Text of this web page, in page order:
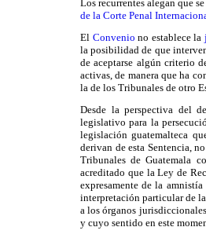
Los recurrentes alegan que
de la Corte Penal
El Convenio no establece la
la posibilidad de que
de aceptarse algún criterio
activas, de manera que ha
la de los Tribunales de otro
Desde la perspectiva del
legislativo para la
legislación guatemalteca
derivan de esta Sentencia,
Tribunales de Guatemala
acreditado que la Ley de
expresamente de la
interpretación particular de
a los órganos
y cuyo sentido en este